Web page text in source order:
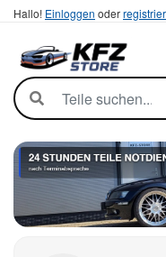
Hallo! Einloggen oder